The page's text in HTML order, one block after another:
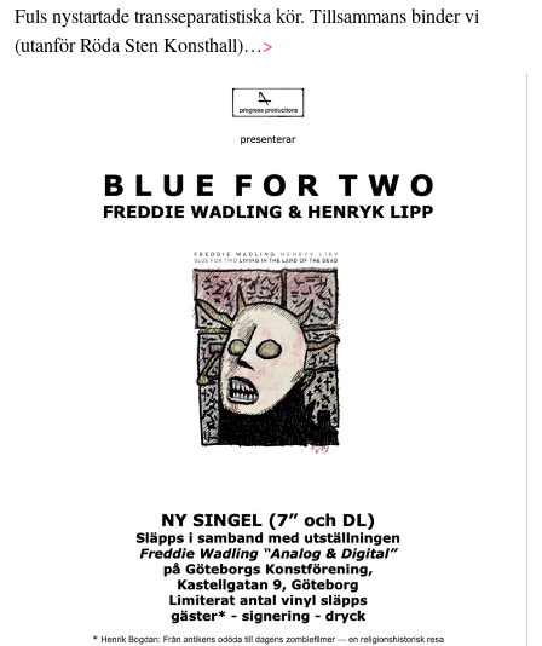
Fuls nystartade transseparatistiska kör. Tillsammans binder vi
(utanför Röda Sten Konsthall)…>